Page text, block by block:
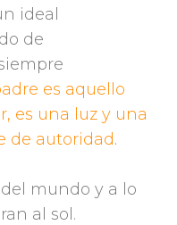
ideal
de
es aquello
es una luz y una
de autoridad.
mundo y a lo
al sol.